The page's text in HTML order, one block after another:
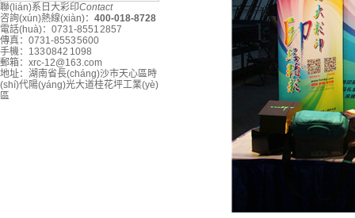
聯(lián)系日大彩印Contact
咨詢(xún)熱線(xiàn)： 400-018-8728
電話(huà)： 0731-8551 2857
傳真： 0731-8553 5600
手機： 133 0842 1098
郵箱： xrc-12@163.com
地址： 湖南省長(cháng)沙市天心區時
(shí)代陽(yáng)光大道桂花坪工業(yè)
區